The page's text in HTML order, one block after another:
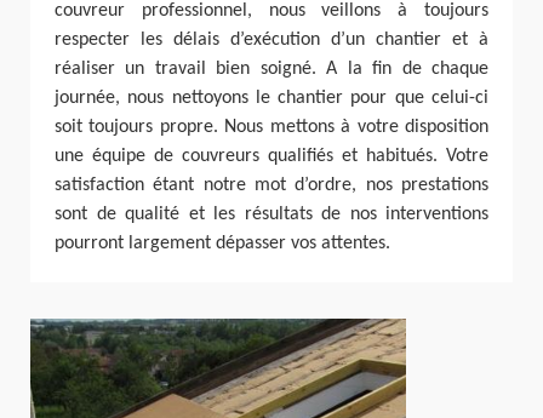
couvreur professionnel, nous veillons à toujours
respecter les délais d’exécution d’un chantier et à
réaliser un travail bien soigné. A la fin de chaque
journée, nous nettoyons le chantier pour que celui-ci
soit toujours propre. Nous mettons à votre disposition
une équipe de couvreurs qualifiés et habitués. Votre
satisfaction étant notre mot d’ordre, nos prestations
sont de qualité et les résultats de nos interventions
pourront largement dépasser vos attentes.